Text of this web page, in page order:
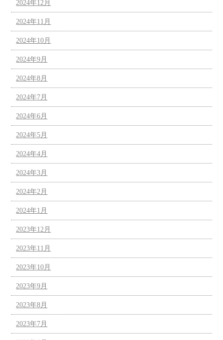
2024年12月
2024年11月
2024年10月
2024年9月
2024年8月
2024年7月
2024年6月
2024年5月
2024年4月
2024年3月
2024年2月
2024年1月
2023年12月
2023年11月
2023年10月
2023年9月
2023年8月
2023年7月